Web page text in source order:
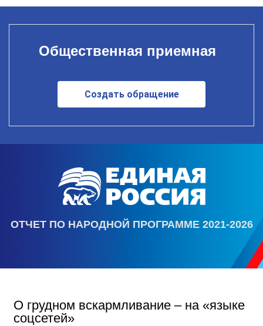
Общественная приемная
Создать обращение
ОТЧЕТ ПО НАРОДНОЙ ПРОГРАММЕ 2021-2026
О грудном вскармливание – на «языке
соцсетей»